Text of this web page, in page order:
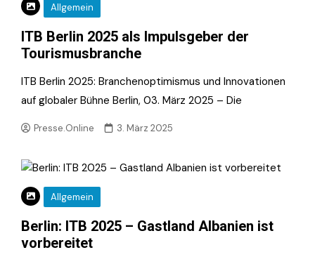
Allgemein
ITB Berlin 2025 als Impulsgeber der
Tourismusbranche
ITB Berlin 2025: Branchenoptimismus und Innovationen
auf globaler Bühne Berlin, 03. März 2025 – Die
Presse.Online 3. März 2025
Allgemein
Berlin: ITB 2025 – Gastland Albanien ist
vorbereitet